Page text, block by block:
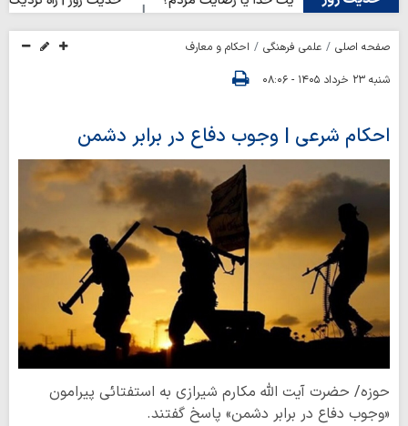
صفحه اصلی علمی فرهنگی
احکام و معارف
شنبه ۲۳ خرداد ۱۴۰۵ - ۰۸:۰۶
احکام شرعی | وجوب دفاع در برابر دشمن
حوزه/ حضرت آیت الله مکارم شیرازی به استفتائی پیرامون
«وجوب دفاع در برابر دشمن» پاسخ گفتند.